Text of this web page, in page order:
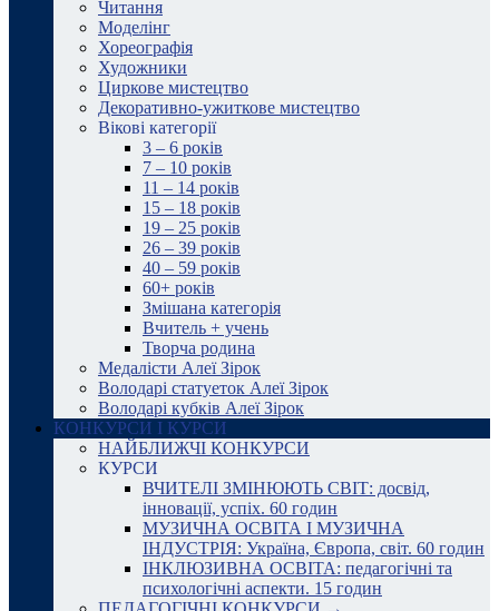
Читання
Моделінг
Хореографія
Художники
Циркове мистецтво
Декоративно-ужиткове мистецтво
Вікові категорії
3 – 6 років
7 – 10 років
11 – 14 років
15 – 18 років
19 – 25 років
26 – 39 років
40 – 59 років
60+ років
Змішана категорія
Вчитель + учень
Творча родина
Медалісти Алеї Зірок
Володарі статуеток Алеї Зірок
Володарі кубків Алеї Зірок
КОНКУРСИ І КУРСИ
НАЙБЛИЖЧІ КОНКУРСИ
КУРСИ
ВЧИТЕЛІ ЗМІНЮЮТЬ СВІТ: досвід,
інновації, успіх. 60 годин
МУЗИЧНА ОСВІТА І МУЗИЧНА
ІНДУСТРІЯ: Україна, Європа, світ. 60 годин
ІНКЛЮЗИВНА ОСВІТА: педагогічні та
психологічні аспекти. 15 годин